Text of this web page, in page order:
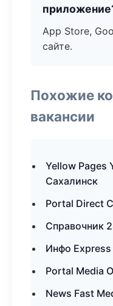
App Store,
сайте.
Похожие
вакансии
Yellow
Сахалинск
Portal Direct
Справочник
Инфо
Portal Media
News Fast